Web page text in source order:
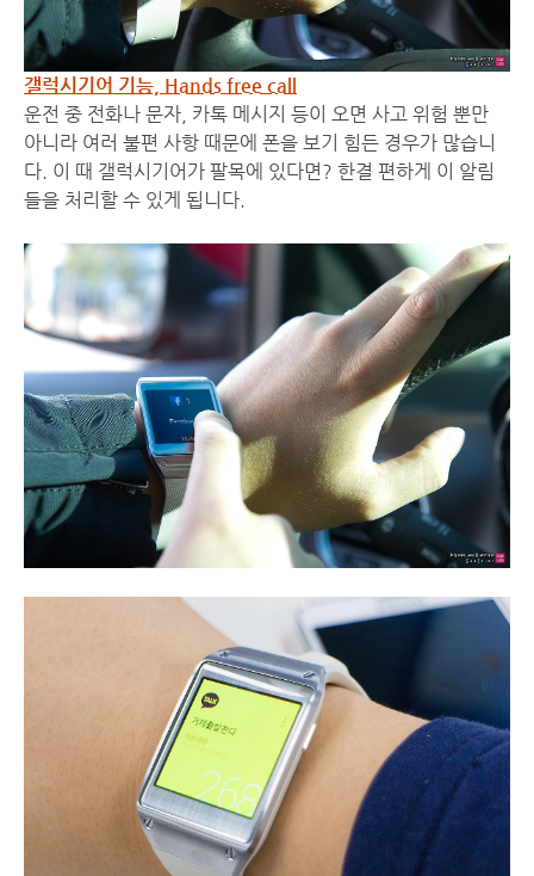
갤럭시기어 기능, Hands free call
운전 중 전화나 문자, 카톡 메시지 등이 오면 사고 위험 뿐만
아니라 여러 불편 사항 때문에 폰을 보기 힘든 경우가 많습니
다. 이 때 갤럭시기어가 팔목에 있다면? 한결 편하게 이 알림
들을 처리할 수 있게 됩니다.